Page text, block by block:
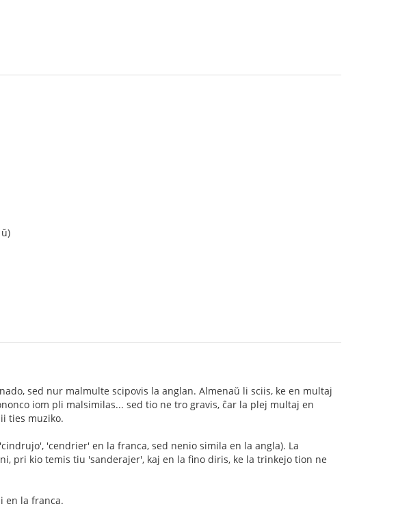
sed nur malmulte scipovis la anglan. Almenaŭ li sciis, ke en multaj
iom pli malsimilas... sed tio ne tro gravis, ĉar la plej multaj en
ties muziko.
'cendrier' en la franca, sed nenio simila en la angla). La
pri kio temis tiu 'sanderajer', kaj en la fino diris, ke la trinkejo tion ne
en la franca.